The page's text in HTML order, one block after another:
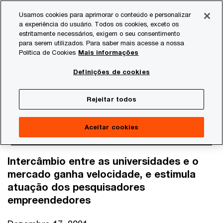
content
footer
Consultoria
A inovação na Academia,
para além das startups
Intercâmbio entre as universidades e o
mercado ganha velocidade, e estimula
atuação dos pesquisadores
empreendedores
Usamos cookies para aprimorar o conteúdo e personalizar
a experiência do usuário. Todos os cookies, exceto os
estritamente necessários, exigem o seu consentimento
para serem utilizados. Para saber mais acesse a nossa
Política de Cookies Mais informações
Definições de cookies
Rejeitar todos
Aceitar cookies